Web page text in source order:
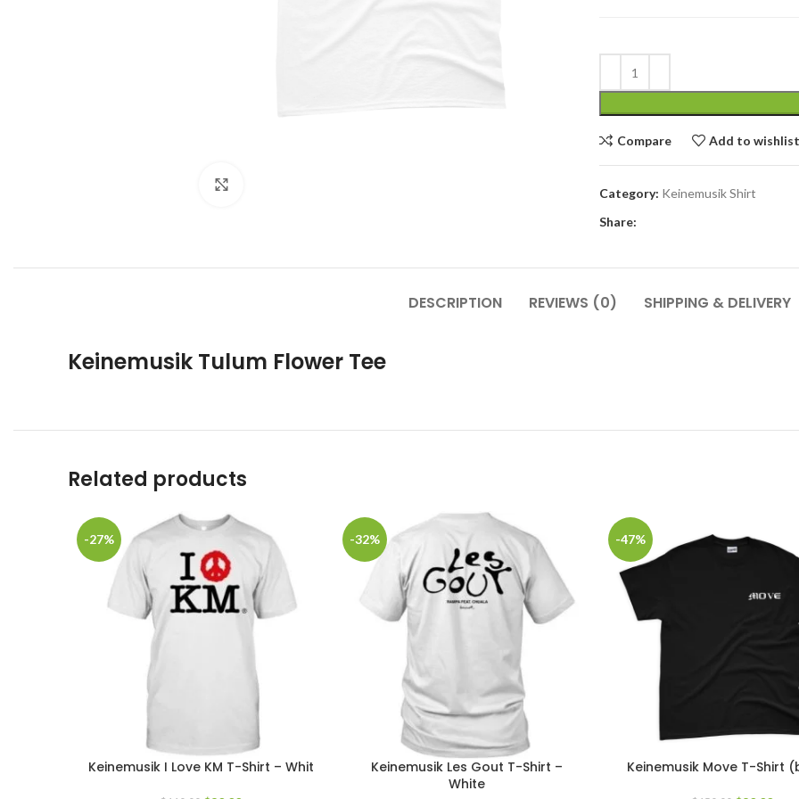
Compare Add to
Category: Keinemusik Shirt
Share:
DESCRIPTION REVIEWS (0) SHIPPING & DELIVERY
Keinemusik Tulum Flower Tee
Related products
-27%
Keinemusik I Love KM T-Shirt – Whit
-32%
Keinemusik Les Gout T-Shirt –
White
-47%
Keinemusik Move T-Shirt